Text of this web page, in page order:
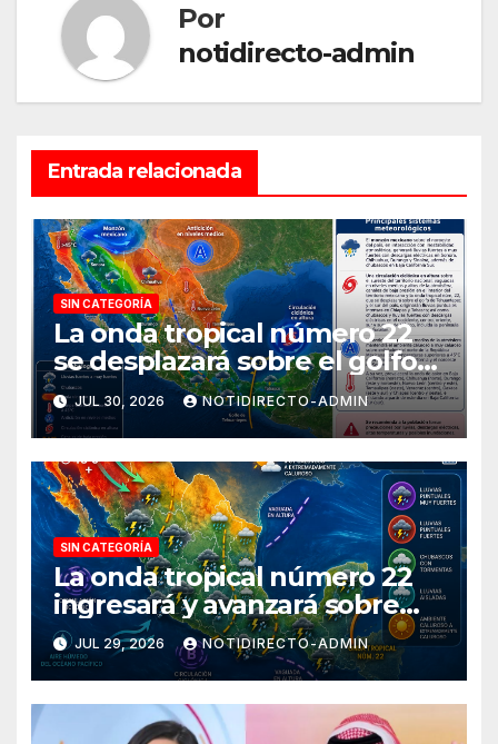
Por
notidirecto-admin
Entrada relacionada
SIN CATEGORÍA
La onda tropical número 22
se desplazará sobre el golfo
de Tehuantepec y el sur del
país
JUL 30, 2026 NOTIDIRECTO-ADMIN
SIN CATEGORÍA
La onda tropical número 22
ingresará y avanzará sobre
México
JUL 29, 2026 NOTIDIRECTO-ADMIN